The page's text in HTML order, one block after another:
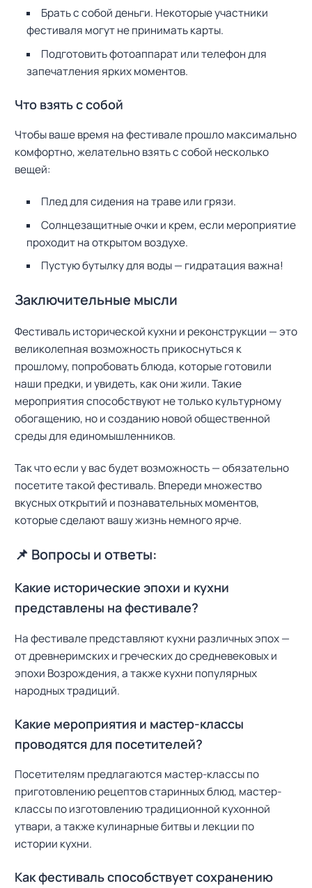
Брать с собой деньги. Некоторые участники
фестиваля могут не принимать карты.
Подготовить фотоаппарат или телефон для
запечатления ярких моментов.
Что взять с собой
Чтобы ваше время на фестивале прошло максимально
комфортно, желательно взять с собой несколько
вещей:
Плед для сидения на траве или грязи.
Солнцезащитные очки и крем, если мероприятие
проходит на открытом воздухе.
Пустую бутылку для воды — гидратация важна!
Заключительные мысли
Фестиваль исторической кухни и реконструкции — это
великолепная возможность прикоснуться к
прошлому, попробовать блюда, которые готовили
наши предки, и увидеть, как они жили. Такие
мероприятия способствуют не только культурному
обогащению, но и созданию новой общественной
среды для единомышленников.
Так что если у вас будет возможность — обязательно
посетите такой фестиваль. Впереди множество
вкусных открытий и познавательных моментов,
которые сделают вашу жизнь немного ярче.
📌 Вопросы и ответы:
Какие исторические эпохи и кухни
представлены на фестивале?
На фестивале представляют кухни различных эпох —
от древнеримских и греческих до средневековых и
эпохи Возрождения, а также кухни популярных
народных традиций.
Какие мероприятия и мастер-классы
проводятся для посетителей?
Посетителям предлагаются мастер-классы по
приготовлению рецептов старинных блюд, мастер-
классы по изготовлению традиционной кухонной
утвари, а также кулинарные битвы и лекции по
истории кухни.
Как фестиваль способствует сохранению
Н
й
т
: